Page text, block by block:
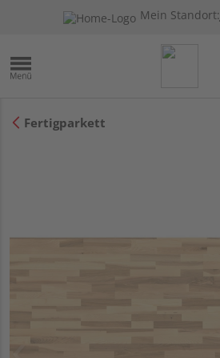
Mein Standort:
Fertigparkett